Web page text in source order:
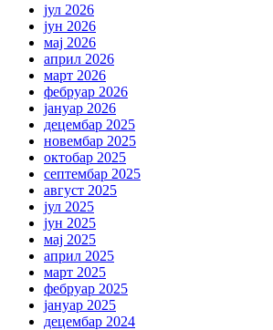
јул 2026
јун 2026
мај 2026
април 2026
март 2026
фебруар 2026
јануар 2026
децембар 2025
новембар 2025
октобар 2025
септембар 2025
август 2025
јул 2025
јун 2025
мај 2025
април 2025
март 2025
фебруар 2025
јануар 2025
децембар 2024